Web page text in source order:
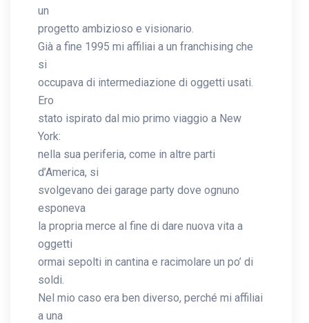
un
progetto ambizioso e visionario.
Già a fine 1995 mi affiliai a un franchising che
si
occupava di intermediazione di oggetti usati.
Ero
stato ispirato dal mio primo viaggio a New
York:
nella sua periferia, come in altre parti
d’America, si
svolgevano dei garage party dove ognuno
esponeva
la propria merce al fine di dare nuova vita a
oggetti
ormai sepolti in cantina e racimolare un po’ di
soldi.
Nel mio caso era ben diverso, perché mi affiliai
a una